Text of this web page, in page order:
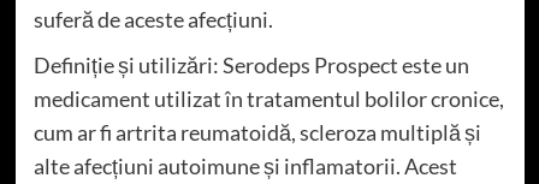
suferă de aceste afecțiuni.
Definiție și utilizări: Serodeps Prospect este un
medicament utilizat în tratamentul bolilor cronice,
cum ar fi artrita reumatoidă, scleroza multiplă și
alte afecțiuni autoimune și inflamatorii. Acest